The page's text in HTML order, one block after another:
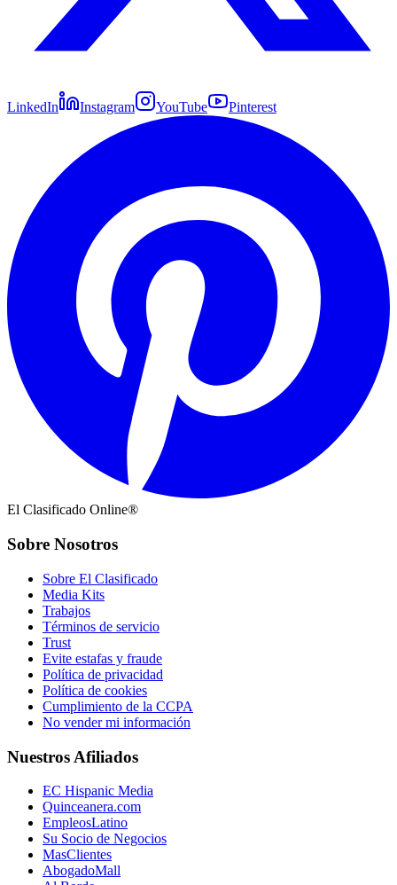
LinkedIn Instagram YouTube Pinterest
El Clasificado Online®
Sobre Nosotros
Sobre El Clasificado
Media Kits
Trabajos
Términos de servicio
Trust
Evite estafas y fraude
Política de privacidad
Política de cookies
Cumplimiento de la CCPA
No vender mi información
Nuestros Afiliados
EC Hispanic Media
Quinceanera.com
EmpleosLatino
Su Socio de Negocios
MasClientes
AbogadoMall